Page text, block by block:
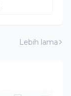
Lebih lama